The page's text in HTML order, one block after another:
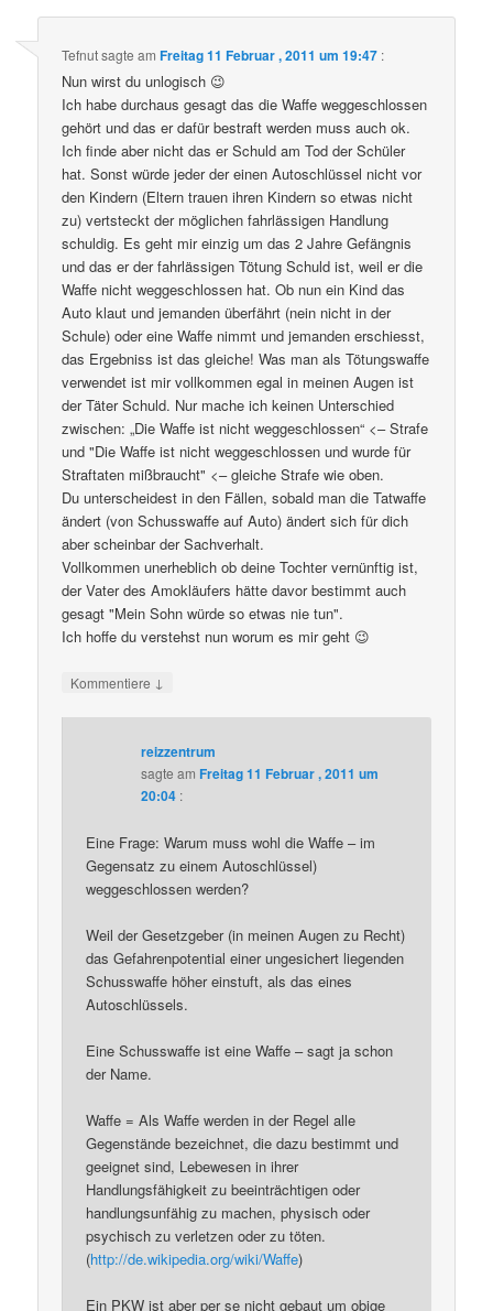
Tefnutsagte amFreitag 11 Februar , 2011 um 19:47 :
Nun wirst du unlogisch 😉
Ich habe durchaus gesagt das die Waffe weggeschlossen
gehört und das er dafür bestraft werden muss auch ok.
Ich finde aber nicht das er Schuld am Tod der Schüler
hat. Sonst würde jeder der einen Autoschlüssel nicht vor
den Kindern (Eltern trauen ihren Kindern so etwas nicht
zu) vertsteckt der möglichen fahrlässigen Handlung
schuldig. Es geht mir einzig um das 2 Jahre Gefängnis
und das er der fahrlässigen Tötung Schuld ist, weil er die
Waffe nicht weggeschlossen hat. Ob nun ein Kind das
Auto klaut und jemanden überfährt (nein nicht in der
Schule) oder eine Waffe nimmt und jemanden erschiesst,
das Ergebniss ist das gleiche! Was man als Tötungswaffe
verwendet ist mir vollkommen egal in meinen Augen ist
der Täter Schuld. Nur mache ich keinen Unterschied
zwischen: „Die Waffe ist nicht weggeschlossen“ <– Strafe
und "Die Waffe ist nicht weggeschlossen und wurde für
Straftaten mißbraucht" <– gleiche Strafe wie oben.
Du unterscheidest in den Fällen, sobald man die Tatwaffe
ändert (von Schusswaffe auf Auto) ändert sich für dich
aber scheinbar der Sachverhalt.
Vollkommen unerheblich ob deine Tochter vernünftig ist,
der Vater des Amokläufers hätte davor bestimmt auch
gesagt "Mein Sohn würde so etwas nie tun".
Ich hoffe du verstehst nun worum es mir geht 😉
Kommentiere ↓
reizzentrum
sagte amFreitag 11 Februar , 2011 um
20:04 :
Eine Frage: Warum muss wohl die Waffe – im
Gegensatz zu einem Autoschlüssel)
weggeschlossen werden?
Weil der Gesetzgeber (in meinen Augen zu Recht)
das Gefahrenpotential einer ungesichert liegenden
Schusswaffe höher einstuft, als das eines
Autoschlüssels.
Eine Schusswaffe ist eine Waffe – sagt ja schon
der Name.
Waffe = Als Waffe werden in der Regel alle
Gegenstände bezeichnet, die dazu bestimmt und
geeignet sind, Lebewesen in ihrer
Handlungsfähigkeit zu beeinträchtigen oder
handlungsunfähig zu machen, physisch oder
psychisch zu verletzen oder zu töten.
(http://de.wikipedia.org/wiki/Waffe)
Ein PKW ist aber per se nicht gebaut um obige